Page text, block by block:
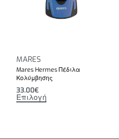
MARES
Mares Hermes Πέδιλα
Κολύμβησης
33.00€
Επιλογή